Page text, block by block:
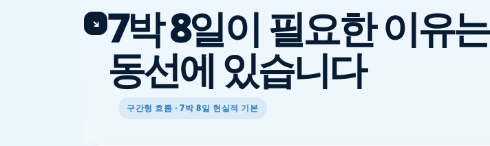
↘ 7박 8일이 필요한 이유는
동선에 있습니다
구간형 흐름 · 7박 8일 현실적 기본